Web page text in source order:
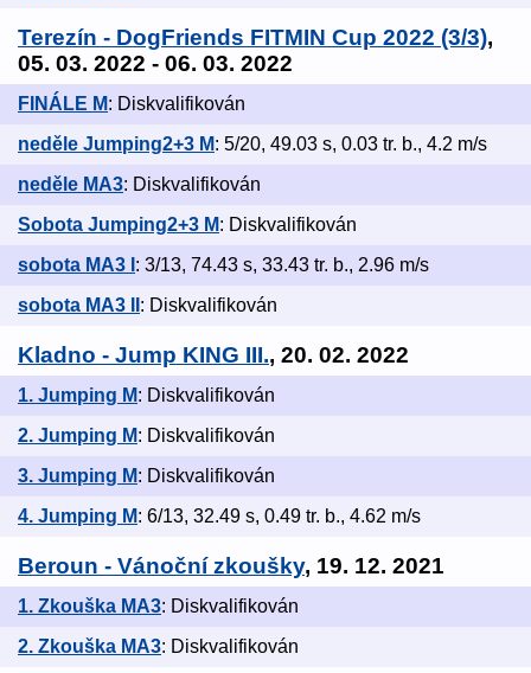
Terezín - DogFriends FITMIN Cup 2022 (3/3),
05. 03. 2022 - 06. 03. 2022
FINÁLE M: Diskvalifikován
neděle Jumping2+3 M: 5/20, 49.03 s, 0.03 tr. b., 4.2 m/s
neděle MA3: Diskvalifikován
Sobota Jumping2+3 M: Diskvalifikován
sobota MA3 I : 3/13, 74.43 s, 33.43 tr. b., 2.96 m/s
sobota MA3 II : Diskvalifikován
Kladno - Jump KING III., 20. 02. 2022
1. Jumping M: Diskvalifikován
2. Jumping M: Diskvalifikován
3. Jumping M: Diskvalifikován
4. Jumping M: 6/13, 32.49 s, 0.49 tr. b., 4.62 m/s
Beroun - Vánoční zkoušky, 19. 12. 2021
1. Zkouška MA3: Diskvalifikován
2. Zkouška MA3: Diskvalifikován